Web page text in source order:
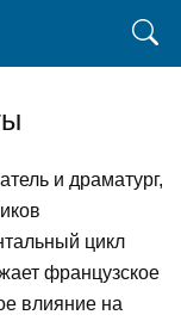
и драматург,
цикл
французское
влияние на